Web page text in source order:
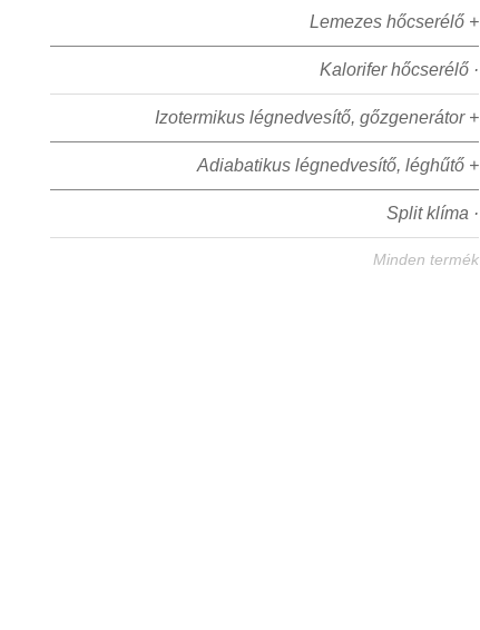
Lemezes hőcserélő +
Kalorifer hőcserélő ·
Izotermikus légnedvesítő, gőzgenerátor +
Adiabatikus légnedvesítő, léghűtő +
Split klíma ·
Minden termék